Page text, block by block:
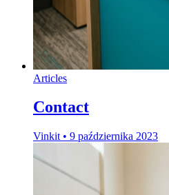
Articles
Contact
Vinkit • 9 października 2023